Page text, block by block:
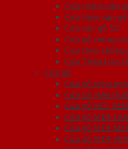
Cửa nhôm vân
Cửa thép vân gỗ
Cửa vân gỗ 5D
Cửa gỗ chống
Cửa thép chống
Cửa Thép Hàn
Cửa gỗ
Cửa gỗ công
Cửa Gỗ Hàn
Cửa gỗ HDF
Cửa gỗ MDF
Cửa gỗ MDF
Cửa gỗ MDF